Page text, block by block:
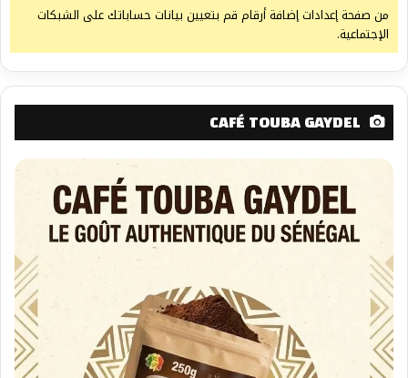
من صفحة إعدادات إضافة أرقام قم بتعيين بيانات حساباتك على الشبكات
الإجتماعية.
CAFÉ TOUBA GAYDEL